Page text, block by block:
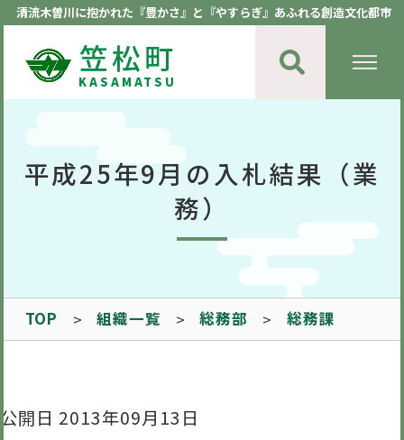
清流木曽川に抱かれた『豊かさ』と『やすらぎ』あふれる創造文化都市
笠松町
KASAMATSU
平成25年9月の入札結果（業
務）
TOP 組織一覧 総務部 総務課
公開日 2013年09月13日